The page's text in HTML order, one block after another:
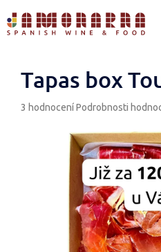
na
obsah
Tapas box
Průměrné
3 hodnoceníPodrobnosti